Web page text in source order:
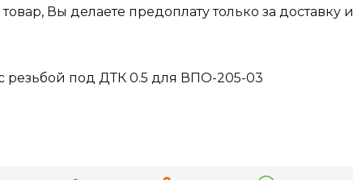
Вы делаете предоплату только за доставку и
резьбой под ДТК 0.5 для ВПО-205-03